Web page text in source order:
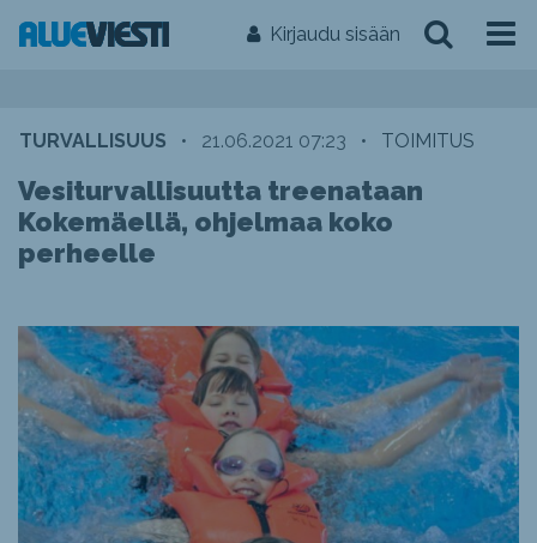
Kirjaudu sisään
TURVALLISUUS • 21.06.2021 07:23 • TOIMITUS
Vesiturvallisuutta treenataan
Kokemäellä, ohjelmaa koko
perheelle